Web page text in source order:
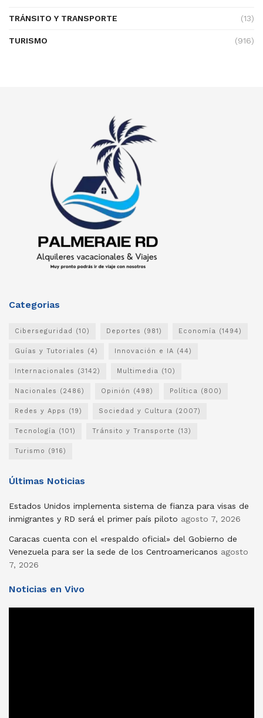
TRÁNSITO Y TRANSPORTE (13)
TURISMO (916)
Categorias
Ciberseguridad (10) Deportes (981) Economía (1494)
Guías y Tutoriales (4) Innovación e IA (44)
Internacionales (3142) Multimedia (10)
Nacionales (2486) Opinión (498) Política (800)
Redes y Apps (19) Sociedad y Cultura (2007)
Tecnología (101) Tránsito y Transporte (13)
Turismo (916)
Últimas Noticias
Estados Unidos implementa sistema de fianza para visas de
inmigrantes y RD será el primer país piloto agosto 7, 2026
Caracas cuenta con el «respaldo oficial» del Gobierno de
Venezuela para ser la sede de los Centroamericanos agosto
7, 2026
Noticias en Vivo